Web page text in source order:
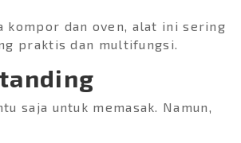
kompor dan oven, alat ini sering
praktis dan multifungsi.
saja untuk memasak. Namun,